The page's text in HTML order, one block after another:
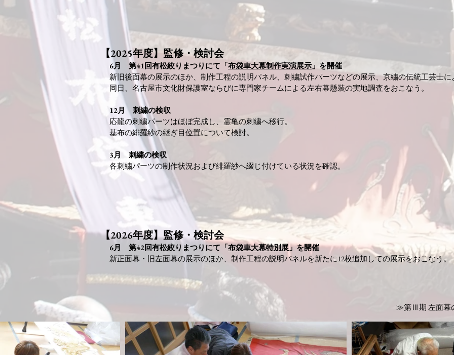
【2025年度】監修・検討会
​6月​ 第41回有松絞りまつりにて「布袋車大幕制作実演展示 」を開催
新旧後面幕の展示のほか、制作工程の説明パネル、刺繍試作パーツなどの展示、京繍の伝統工芸士
同日、名古屋市文化財保護室ならびに専門家チームによる左右幕懸装の実地調査をおこなう。
12月 刺繍の検収
応龍の刺繍パーツはほぼ完成し、霊亀の刺繍へ移行。
基布の緋羅紗の継ぎ目位置について検討。
3月 刺繍の検収
各刺繍パーツの制作状況および緋羅紗へ綴じ付けている状況を確認。​
【2026年度】監修・検討会
​6月​ 第42回有松絞りまつりにて「布袋車大幕特別展 」を開催
​新正面幕・旧左面幕の展示のほか、制作工程の説明パネルを新たに12枚追加しての展示をおこなう。
​≫第Ⅲ期 左面幕